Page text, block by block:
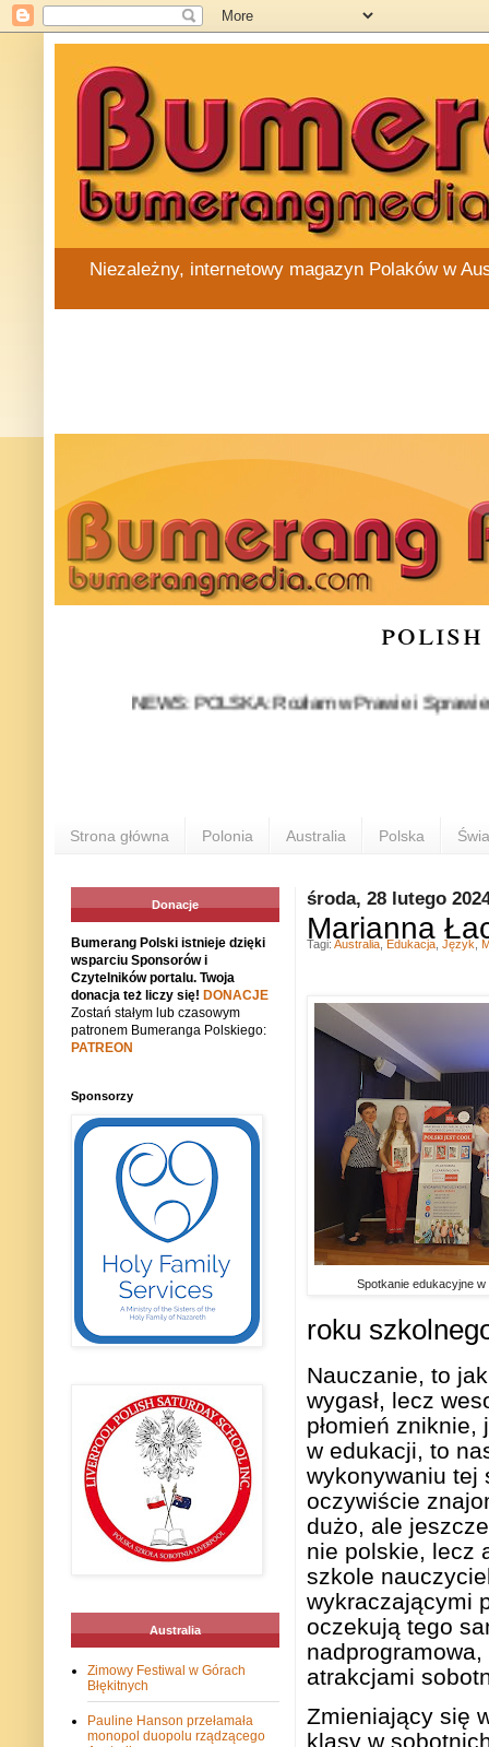
Niezależny, internetowy magazyn Polaków w
NEWS: POLSKA: Rozłam w Prawie i
Strona główna Polonia Australia Polska
środa, 28 lutego
Marianna
Spotkanie edukacyjne
roku
Nauczanie, to
wygasł, lecz
płomień
w edukacji, to
wykonywaniu tej
oczywiście
dużo, ale
nie polskie, lecz
szkole
wykraczającymi
oczekują tego
atrakcjami
Zmieniający się
klasy w
Tagi: Australia Edukacja Język
Donacje
Bumerang Polski istnieje dzięki
wsparciu Sponsorów i
Czytelników portalu. Twoja
donacja też liczy się! DONACJE
Zostań stałym lub czasowym
patronem Bumeranga Polskiego:
PATREON
Sponsorzy
Australia
Zimowy Festiwal w Górach
Błękitnych
Pauline Hanson przełamała
monopol duopolu rządzącego